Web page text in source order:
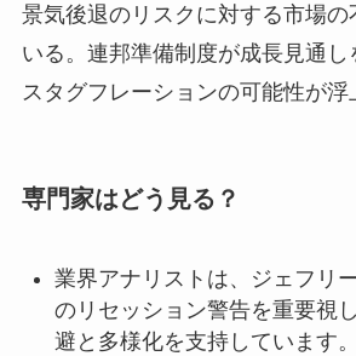
景気後退のリスクに対する市場の
いる。連邦準備制度が成長見通し
スタグフレーションの可能性が浮
専門家はどう見る？
業界アナリストは、ジェフリ
のリセッション警告を重要視
避と多様化を支持しています。